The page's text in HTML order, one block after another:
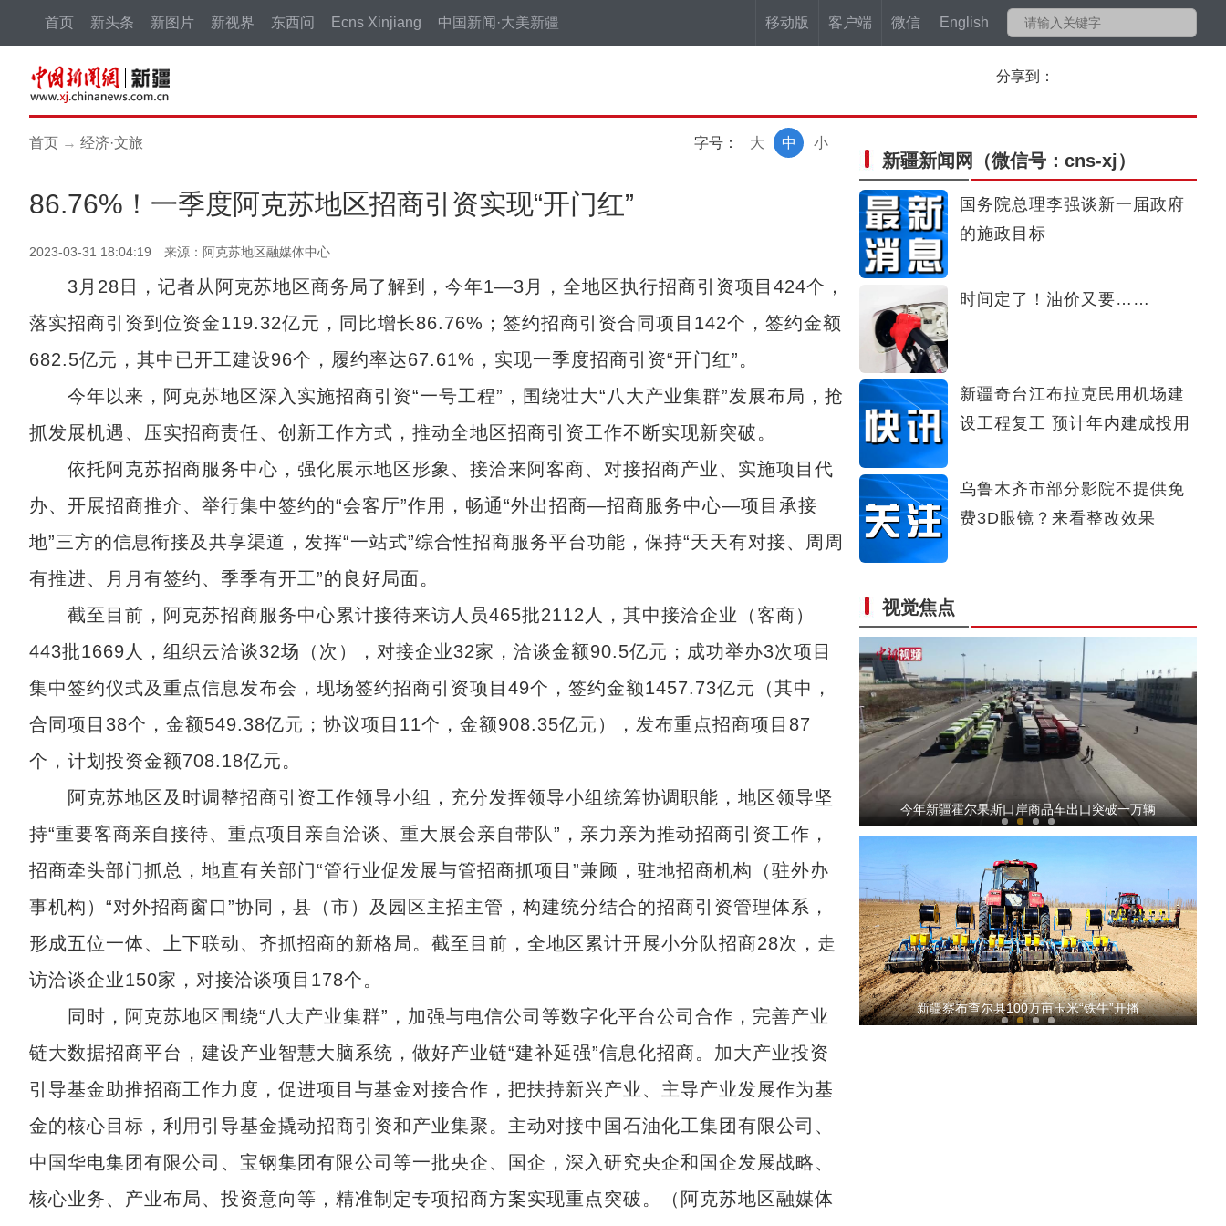
移动版 客户端 微信 English
首页 新头条 新图片 新视界 东西问 Ecns Xinjiang 中国新闻·大美新疆
分享到：
首页 → 经济·文旅 字号： 小
中
大
86.76%！一季度阿克苏地区招商引资实现“开门红”
2023-03-31 18:04:19 来源：阿克苏地区融媒体中心
3月28日，记者从阿克苏地区商务局了解到，今年1—3月，全地区执行招商引资项目424个，
落实招商引资到位资金119.32亿元，同比增长86.76%；签约招商引资合同项目142个，签约金额
682.5亿元，其中已开工建设96个，履约率达67.61%，实现一季度招商引资“开门红”。
今年以来，阿克苏地区深入实施招商引资“一号工程”，围绕壮大“八大产业集群”发展布局，抢
抓发展机遇、压实招商责任、创新工作方式，推动全地区招商引资工作不断实现新突破。
依托阿克苏招商服务中心，强化展示地区形象、接洽来阿客商、对接招商产业、实施项目代
办、开展招商推介、举行集中签约的“会客厅”作用，畅通“外出招商—招商服务中心—项目承接
地”三方的信息衔接及共享渠道，发挥“一站式”综合性招商服务平台功能，保持“天天有对接、周周
有推进、月月有签约、季季有开工”的良好局面。
截至目前，阿克苏招商服务中心累计接待来访人员465批2112人，其中接洽企业（客商）
443批1669人，组织云洽谈32场（次），对接企业32家，洽谈金额90.5亿元；成功举办3次项目
集中签约仪式及重点信息发布会，现场签约招商引资项目49个，签约金额1457.73亿元（其中，
合同项目38个，金额549.38亿元；协议项目11个，金额908.35亿元），发布重点招商项目87
个，计划投资金额708.18亿元。
阿克苏地区及时调整招商引资工作领导小组，充分发挥领导小组统筹协调职能，地区领导坚
持“重要客商亲自接待、重点项目亲自洽谈、重大展会亲自带队”，亲力亲为推动招商引资工作，
招商牵头部门抓总，地直有关部门“管行业促发展与管招商抓项目”兼顾，驻地招商机构（驻外办
事机构）“对外招商窗口”协同，县（市）及园区主招主管，构建统分结合的招商引资管理体系，
形成五位一体、上下联动、齐抓招商的新格局。截至目前，全地区累计开展小分队招商28次，走
访洽谈企业150家，对接洽谈项目178个。
同时，阿克苏地区围绕“八大产业集群”，加强与电信公司等数字化平台公司合作，完善产业
链大数据招商平台，建设产业智慧大脑系统，做好产业链“建补延强”信息化招商。加大产业投资
引导基金助推招商工作力度，促进项目与基金对接合作，把扶持新兴产业、主导产业发展作为基
金的核心目标，利用引导基金撬动招商引资和产业集聚。主动对接中国石油化工集团有限公司、
中国华电集团有限公司、宝钢集团有限公司等一批央企、国企，深入研究央企和国企发展战略、
核心业务、产业布局、投资意向等，精准制定专项招商方案实现重点突破。（阿克苏地区融媒体
新疆新闻网 （微信号：cns-xj）
国务院总理李强谈新一届政府
的施政目标
时间定了！油价又要……
新疆奇台江布拉克民用机场建
设工程复工 预计年内建成投用
乌鲁木齐市部分影院不提供免
费3D眼镜？来看整改效果
视觉焦点
新疆阿勒泰：消防支队联合开展实战演练
新疆乌什县：万亩核桃进入春季管理期
今年新疆霍尔果斯口岸商品车出口突破一万辆
新疆麦盖提县：出游人气旺 旅游市场迎“春
新疆察布查尔县100万亩玉米“铁牛”开播